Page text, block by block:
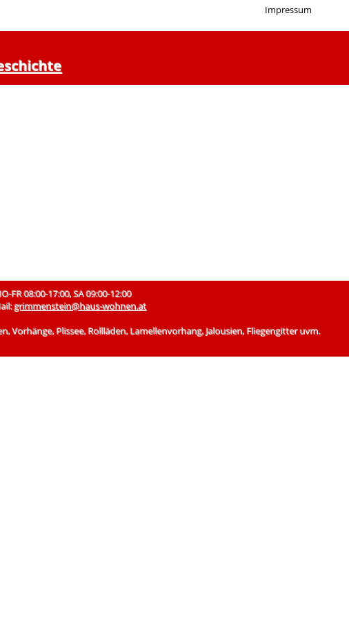
Impressum
08:00-17:00, SA 09:00-12:00
grimmenstein@haus-wohnen.at
Plissee, Rollläden, Lamellenvorhang, Jalousien, Fliegengitter uvm.